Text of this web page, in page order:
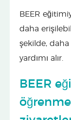
BEER
daha
şekilde,
yardımı alır.
BEER